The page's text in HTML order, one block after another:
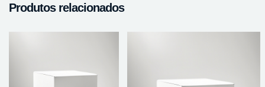
Produtos relacionados